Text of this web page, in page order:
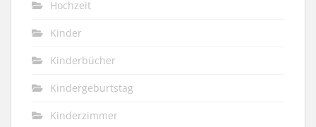
Hochzeit
Kinder
Kinderbücher
Kindergeburtstag
Kinderzimmer